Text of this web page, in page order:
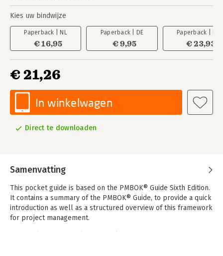
Kies uw bindwijze
Paperback | NL
€ 16,95
Paperback | DE
€ 9,95
Paperback | EN
€ 23,93
€ 21,26
In winkelwagen
Direct te downloaden
Samenvatting
This pocket guide is based on the PMBOK® Guide Sixth Edition.
It contains a summary of the PMBOK® Guide, to provide a quick
introduction as well as a structured overview of this framework
for project management.